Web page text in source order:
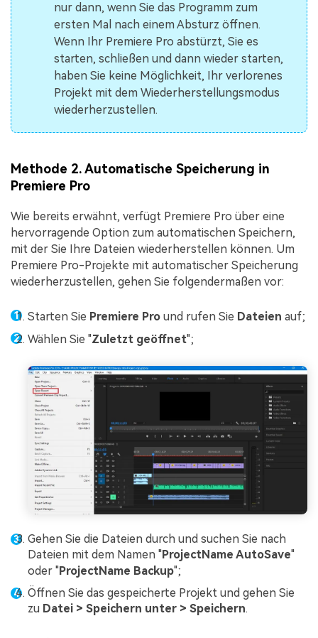
nur dann, wenn Sie das Programm zum
ersten Mal nach einem Absturz öffnen.
Wenn Ihr Premiere Pro abstürzt, Sie es
starten, schließen und dann wieder starten,
haben Sie keine Möglichkeit, Ihr verlorenes
Projekt mit dem Wiederherstellungsmodus
wiederherzustellen.
Methode 2. Automatische Speicherung in
Premiere Pro
Wie bereits erwähnt, verfügt Premiere Pro über eine
hervorragende Option zum automatischen Speichern,
mit der Sie Ihre Dateien wiederherstellen können. Um
Premiere Pro-Projekte mit automatischer Speicherung
wiederherzustellen, gehen Sie folgendermaßen vor:
Starten Sie Premiere Pro und rufen Sie Dateien auf;
Wählen Sie "Zuletzt geöffnet";
Gehen Sie die Dateien durch und suchen Sie nach
Dateien mit dem Namen "ProjectName AutoSave"
oder "ProjectName Backup";
Öffnen Sie das gespeicherte Projekt und gehen Sie
zu Datei > Speichern unter > Speichern.